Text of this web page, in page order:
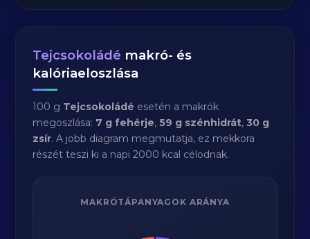
Tejcsokoládé makró- és
kalóriaeloszlása
100 g Tejcsokoládé esetén a makrók
megoszlása: 7 g fehérje,59 g szénhidrát,30 g
zsír. A jobb diagram megmutatja, ez mekkora
részét teszi ki a napi 2000 kcal célodnak.
MAKRÓTÁPANYAGOK ARÁNYA